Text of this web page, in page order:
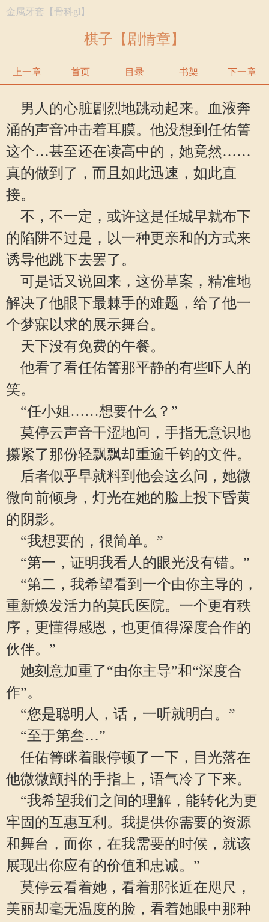
金属牙套【骨科gl】
棋子【剧情章】
上一章 首页 目录 书架 下一章
男人的心脏剧烈地跳动起来。血液奔
涌的声音冲击着耳膜。他没想到任佑箐
这个…甚至还在读高中的，她竟然……
真的做到了，而且如此迅速，如此直
接。
不，不一定，或许这是任城早就布下
的陷阱不过是，以一种更亲和的方式来
诱导他跳下去罢了。
可是话又说回来，这份草案，精准地
解决了他眼下最棘手的难题，给了他一
个梦寐以求的展示舞台。
天下没有免费的午餐。
他看了看任佑箐那平静的有些吓人的
笑。
“任小姐……想要什么？”
莫停云声音干涩地问，手指无意识地
攥紧了那份轻飘飘却重逾千钧的文件。
后者似乎早就料到他会这么问，她微
微向前倾身，灯光在她的脸上投下昏黄
的阴影。
“我想要的，很简单。”
“第一，证明我看人的眼光没有错。”
“第二，我希望看到一个由你主导的，
重新焕发活力的莫氏医院。一个更有秩
序，更懂得感恩，也更值得深度合作的
伙伴。”
她刻意加重了“由你主导”和“深度合
作”。
“您是聪明人，话，一听就明白。”
“至于第叁…”
任佑箐眯着眼停顿了一下，目光落在
他微微颤抖的手指上，语气冷了下来。
“我希望我们之间的理解，能转化为更
牢固的互惠互利。我提供你需要的资源
和舞台，而你，在我需要的时候，就该
展现出你应有的价值和忠诚。”
莫停云看着她，看着那张近在咫尺，
美丽却毫无温度的脸，看着她眼中那种